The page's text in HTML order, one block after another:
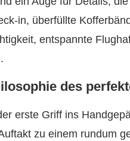
in, überfüllte
entspannte
des
erste Griff ins
zu einem rundum